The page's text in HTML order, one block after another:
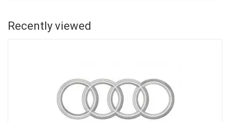
Recently viewed